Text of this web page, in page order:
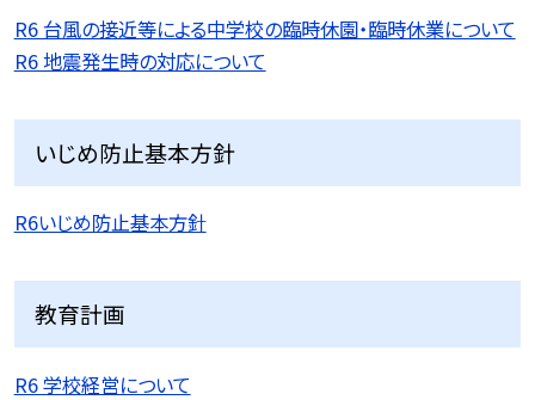
R6 台風の接近等による中学校の臨時休園・臨時休業について
R6 地震発生時の対応について
いじめ防止基本方針
R6いじめ防止基本方針
教育計画
R6 学校経営について